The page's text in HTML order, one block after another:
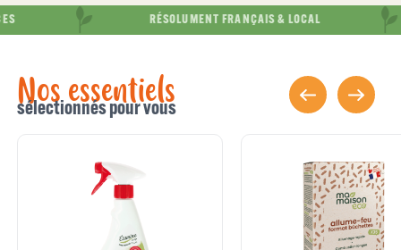
RÉSOLUMENT FRANÇAIS & LOCAL
Nos essentiels
sélectionnés pour vous